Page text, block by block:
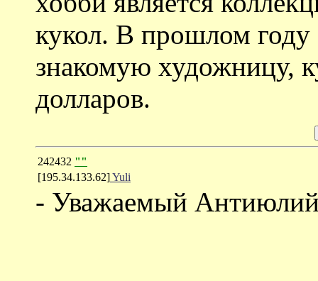
кукол. В прошлом
знакомую художницу,
долларов.
242432 ""
[195.34.133.62]Yuli
- Уважаемый